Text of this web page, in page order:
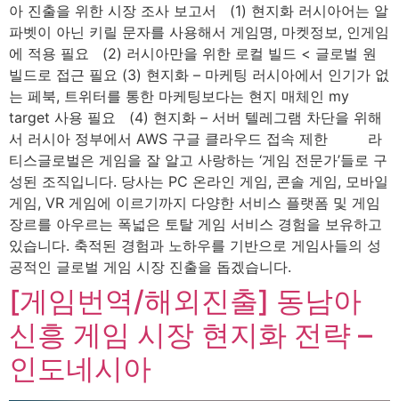
아 진출을 위한 시장 조사 보고서 (1) 현지화 러시아어는 알
파벳이 아닌 키릴 문자를 사용해서 게임명, 마켓정보, 인게임
에 적용 필요 (2) 러시아만을 위한 로컬 빌드 < 글로벌 원
빌드로 접근 필요 (3) 현지화 – 마케팅 러시아에서 인기가 없
는 페북, 트위터를 통한 마케팅보다는 현지 매체인 my
target 사용 필요 (4) 현지화 – 서버 텔레그램 차단을 위해
서 러시아 정부에서 AWS 구글 클라우드 접속 제한 라
티스글로벌은 게임을 잘 알고 사랑하는 ‘게임 전문가’들로 구
성된 조직입니다. 당사는 PC 온라인 게임, 콘솔 게임, 모바일
게임, VR 게임에 이르기까지 다양한 서비스 플랫폼 및 게임
장르를 아우르는 폭넓은 토탈 게임 서비스 경험을 보유하고
있습니다. 축적된 경험과 노하우를 기반으로 게임사들의 성
공적인 글로벌 게임 시장 진출을 돕겠습니다.
[게임번역/해외진출] 동남아
신흥 게임 시장 현지화 전략 –
인도네시아